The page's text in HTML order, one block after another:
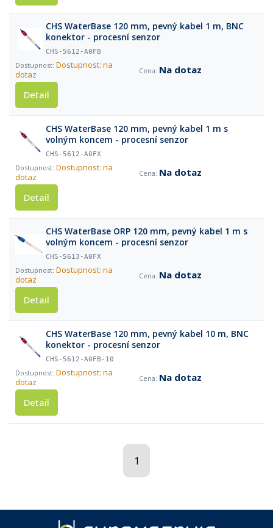
CHS WaterBase 120 mm, pevný kabel 1 m, BNC
konektor - procesní senzor
CHS-5612-A0FB
Dostupnost: na
dotaz
Na dotaz
Detail
CHS WaterBase 120 mm, pevný kabel 1 m s
volným koncem - procesní senzor
CHS-5612-A0FX
Dostupnost: na
dotaz
Na dotaz
Detail
CHS WaterBase ORP 120 mm, pevný kabel 1 m s
volným koncem - procesní senzor
CHS-5613-A0FX
Dostupnost: na
dotaz
Na dotaz
Detail
CHS WaterBase 120 mm, pevný kabel 10 m, BNC
konektor - procesní senzor
CHS-5612-A0FB-10
Dostupnost: na
dotaz
Na dotaz
Detail
1